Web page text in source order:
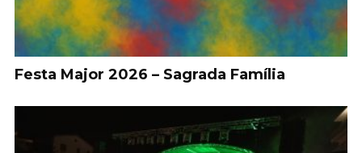
Festa Major 2026 – Sagrada Família